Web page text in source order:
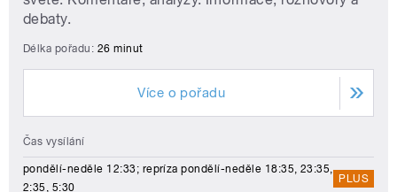
debaty.
Délka pořadu: 26 minut
Více o pořadu
Čas vysílání
pondělí-neděle 12:33; repríza pondělí-neděle 18:35, 23:35,
2:35, 5:30
PLUS